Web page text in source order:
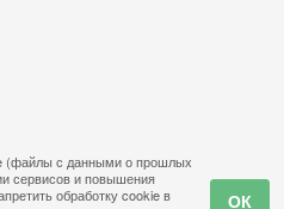
(файлы с данными о прошлых
сервисов и повышения
обработку cookie в